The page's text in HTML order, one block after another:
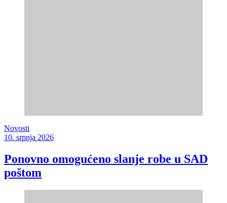
Novosti
10. srpnja 2026
Ponovno omogućeno slanje robe u SAD
poštom